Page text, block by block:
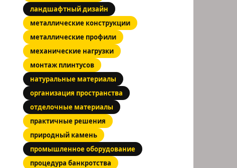
ландшафтный дизайн
металлические конструкции
металлические профили
механические нагрузки
монтаж плинтусов
натуральные материалы
организация пространства
отделочные материалы
практичные решения
природный камень
промышленное оборудование
процедура банкротства